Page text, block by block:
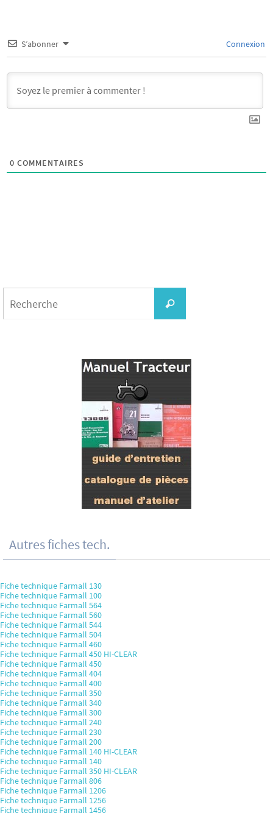
S’abonner Connexion
0 COMMENTAIRES
Recherche
Autres fiches tech.
Fiche technique Farmall 130
Fiche technique Farmall 100
Fiche technique Farmall 564
Fiche technique Farmall 560
Fiche technique Farmall 544
Fiche technique Farmall 504
Fiche technique Farmall 460
Fiche technique Farmall 450 HI-CLEAR
Fiche technique Farmall 450
Fiche technique Farmall 404
Fiche technique Farmall 400
Fiche technique Farmall 350
Fiche technique Farmall 340
Fiche technique Farmall 300
Fiche technique Farmall 240
Fiche technique Farmall 230
Fiche technique Farmall 200
Fiche technique Farmall 140 HI-CLEAR
Fiche technique Farmall 140
Fiche technique Farmall 350 HI-CLEAR
Fiche technique Farmall 806
Fiche technique Farmall 1206
Fiche technique Farmall 1256
Fiche technique Farmall 1456